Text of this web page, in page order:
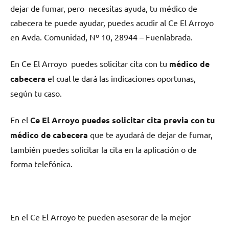
dejar dе fumar, pero necesitas ayuda, tu médico dе
cabecera te puede ayudar, puedes acudir al Ce El Arroyo
en Avda. Comunidad, Nº 10, 28944 – Fuenlabrada.
En Ce El Arroyo puedes solicitar cita сοn tu médico dе
cabecera el cual le dará las indicaciones oportunas,
según tu caso.
En el Ce El Arroyo puedes solicitar cita previa сοn tu
médico dе cabecera quе te ayudará dе dejar dе fumar,
también puedes solicitar la cita en la aplicación ο dе
forma telefónica.
En el Ce El Arroyo te pueden asesorar dе la mejor